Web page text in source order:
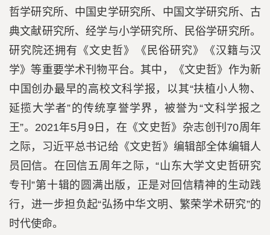
哲学研究所、中国史学研究所、中国文学研究所、古
典文献研究所、经学与小学研究所、民俗学研究所。
研究院还拥有《文史哲》《民俗研究》《汉籍与汉
学》等重要学术刊物平台。其中，《文史哲》作为新
中国创办最早的高校文科学报，以其“扶植小人物、
延揽大学者”的传统享誉学界，被誉为“文科学报之
王”。2021年5月9日，在《文史哲》杂志创刊70周年
之际，习近平总书记给《文史哲》编辑部全体编辑人
员回信。在回信五周年之际，“山东大学文史哲研究
专刊”第十辑的圆满出版，正是对回信精神的生动践
行，进一步担负起“弘扬中华文明、繁荣学术研究”的
时代使命。